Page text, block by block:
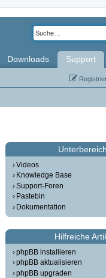
Downloads Support
Videos
Knowledge Base
Support-Foren
Pastebin
Dokumentation
Hilfreiche
phpBB installieren
phpBB aktualisieren
phpBB upgraden